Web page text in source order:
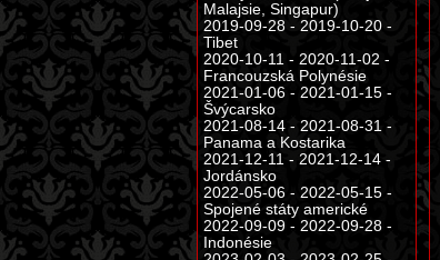
Malajsie, Singapur)
2019-09-28 - 2019-10-20 -
Tibet
2020-10-11 - 2020-11-02 -
Francouzská Polynésie
2021-01-06 - 2021-01-15 -
Švýcarsko
2021-08-14 - 2021-08-31 -
Panama a Kostarika
2021-12-11 - 2021-12-14 -
Jordánsko
2022-05-06 - 2022-05-15 -
Spojené státy americké
2022-09-09 - 2022-09-28 -
Indonésie